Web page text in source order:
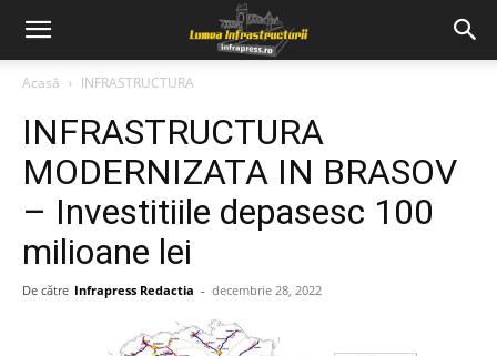
Acasă INFRASTRUCTURA
INFRASTRUCTURA
MODERNIZATA IN BRASOV
– Investitiile depasesc 100
milioane lei
De către Infrapress Redactia - decembrie 28, 2022